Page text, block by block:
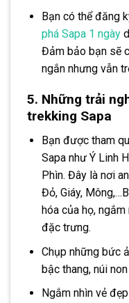
Bạn có thể đăng
phá Sapa 1 ngày
Đảm bảo bạn sẽ
ngắn nhưng vẫn
5. Những trải
trekking Sapa
Bạn được tham
Sapa như Ý Linh
Phìn. Đây là nơi
Đỏ, Giáy,
hóa của họ,
đặc trưng.
Chụp những bức
bậc thang, núi
Ngắm nhìn vẻ